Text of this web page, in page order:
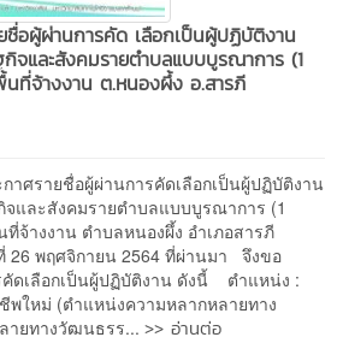
ชื่อผู้ผ่านการคัด เลือกเป็นผู้ปฏิบัติงาน
กิจและสังคมรายตำบลแบบบูรณาการ (1
ที่จ้างงาน ต.หนองผึ้ง อ.สารภี
าศรายชื่อผู้ผ่านการคัดเลือกเป็นผู้ปฏิบัติงาน
จและสังคมรายตำบลแบบบูรณาการ (1
จ้างงาน ตำบลหนองผึ้ง อำเภอสารภี
26 พฤศจิกายน 2564 ที่ผ่านมา จึงขอ
คัดเลือกเป็นผู้ปฏิบัติงาน ดังนี้ ตำแหน่ง :
ใหม่ (ตำแหน่งความหลากหลายทาง
ายทางวัฒนธรร... >> อ่านต่อ